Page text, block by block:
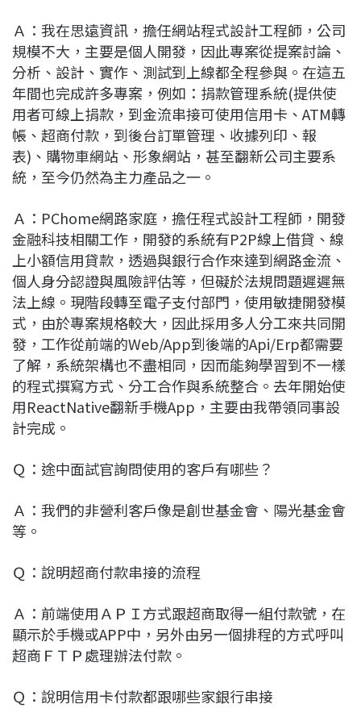
Ａ：我在思遠資訊，擔任網站程式設計工程師，公司
規模不大，主要是個人開發，因此專案從提案討論、
分析、設計、實作、測試到上線都全程參與。在這五
年間也完成許多專案，例如：捐款管理系統(提供使
用者可線上捐款，到金流串接可使用信用卡、ATM轉
帳、超商付款，到後台訂單管理、收據列印、報
表)、購物車網站、形象網站，甚至翻新公司主要系
統，至今仍然為主力產品之一。
Ａ：PChome網路家庭，擔任程式設計工程師，開發
金融科技相關工作，開發的系統有P2P線上借貸、線
上小額信用貸款，透過與銀行合作來達到網路金流、
個人身分認證與風險評估等，但礙於法規問題遲遲無
法上線。現階段轉至電子支付部門，使用敏捷開發模
式，由於專案規格較大，因此採用多人分工來共同開
發，工作從前端的Web/App到後端的Api/Erp都需要
了解，系統架構也不盡相同，因而能夠學習到不一樣
的程式撰寫方式、分工合作與系統整合。去年開始使
用ReactNative翻新手機App，主要由我帶領同事設
計完成。
Ｑ：途中面試官詢問使用的客戶有哪些？
Ａ：我們的非營利客戶像是創世基金會、陽光基金會
等。
Ｑ：說明超商付款串接的流程
Ａ：前端使用ＡＰＩ方式跟超商取得一組付款號，在
顯示於手機或APP中，另外由另一個排程的方式呼叫
超商ＦＴＰ處理辦法付款。
Ｑ：說明信用卡付款都跟哪些家銀行串接